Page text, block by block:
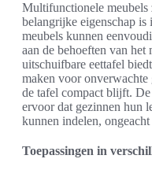
Multifunctionele meubels
belangrijke eigenschap
meubels kunnen
aan de behoeften van
uitschuifbare eettafel
maken voor onverwachte
de tafel compact blijft.
ervoor dat gezinnen hun
kunnen indelen,
Toepassingen in